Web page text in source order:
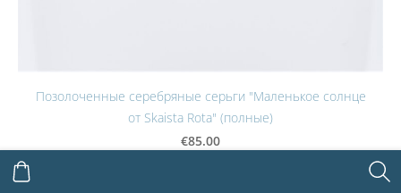
Позолоченные серебряные серьги "Маленькое солнце
от Skaista Rota" (полные)
€85.00